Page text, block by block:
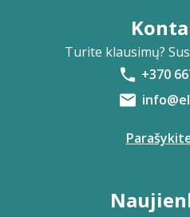
Turite klausimų?
+370